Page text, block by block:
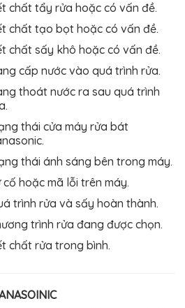
chất tẩy rửa hoặc có vấn đề.
chất tạo bọt hoặc có vấn đề.
chất sấy khô hoặc có vấn đề.
cấp nước vào quá trình rửa.
thoát nước ra sau quá trình
thái cửa máy rửa bát
thái ánh sáng bên trong máy.
cố hoặc mã lỗi trên máy.
trình rửa và sấy hoàn thành.
trình rửa đang được chọn.
chất rửa trong bình.